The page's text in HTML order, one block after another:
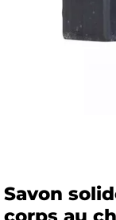
Savon